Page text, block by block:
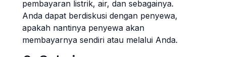
pembayaran listrik, air, dan sebagainya.
Anda dapat berdiskusi dengan penyewa,
apakah nantinya penyewa akan
membayarnya sendiri atau melalui Anda.